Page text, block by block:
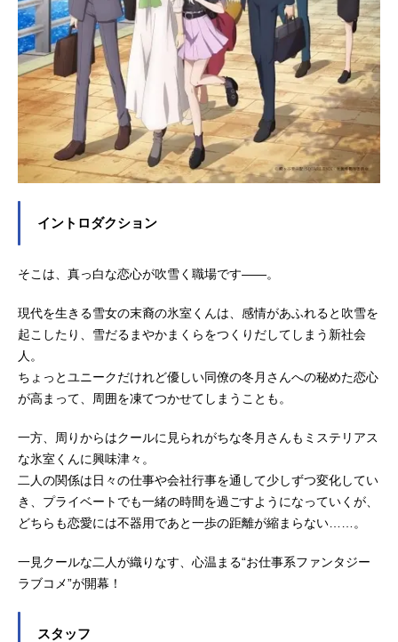
イントロダクション
そこは、真っ白な恋心が吹雪く職場です――。
現代を生きる雪女の末裔の氷室くんは、感情があふれると吹雪を
起こしたり、雪だるまやかまくらをつくりだしてしまう新社会
人。
ちょっとユニークだけれど優しい同僚の冬月さんへの秘めた恋心
が高まって、周囲を凍てつかせてしまうことも。
一方、周りからはクールに見られがちな冬月さんもミステリアス
な氷室くんに興味津々。
二人の関係は日々の仕事や会社行事を通して少しずつ変化してい
き、プライベートでも一緒の時間を過ごすようになっていくが、
どちらも恋愛には不器用であと一歩の距離が縮まらない……。
一見クールな二人が織りなす、心温まる“お仕事系ファンタジー
ラブコメ”が開幕！
スタッフ